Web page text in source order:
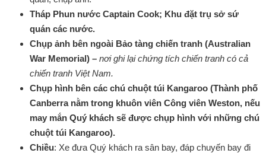
Tháp Phun nước Captain Cook; Khu đặt trụ sở sứ
quán các nước.
Chụp ảnh bên ngoài Bảo tàng chiến tranh (Australian
War Memorial) – nơi ghi lại chứng tích chiến tranh có cả
chiến tranh Việt Nam.
Chụp hình bên các chú chuột túi Kangaroo (Thành phố
Canberra nằm trong khuôn viên Công viên Weston, nếu
may mắn Quý khách sẽ được chụp hình với những chú
chuột túi Kangaroo).
Chiều: Xe đưa Quý khách ra sân bay, đáp chuyến bay đi